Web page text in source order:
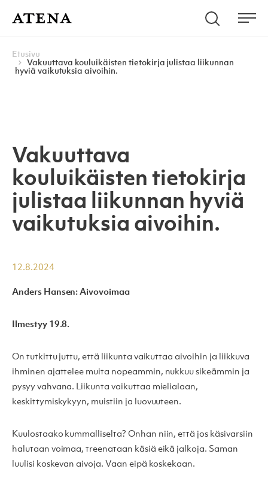
Atena Kustannus Hae
Navigoi
Etusivu
Vakuuttava kouluikäisten tietokirja julistaa liikunnan
hyviä vaikutuksia aivoihin.
Vakuuttava
kouluikäisten tietokirja
julistaa liikunnan hyviä
vaikutuksia aivoihin.
12.8.2024
Anders Hansen: Aivovoimaa
Ilmestyy 19.8.
On tutkittu juttu, että liikunta vaikuttaa aivoihin ja liikkuva
ihminen ajattelee muita nopeammin, nukkuu sikeämmin ja
pysyy vahvana. Liikunta vaikuttaa mielialaan,
keskittymiskykyyn, muistiin ja luovuuteen.
Kuulostaako kummalliselta? Onhan niin, että jos käsivarsiin
halutaan voimaa, treenataan käsiä eikä jalkoja. Saman
luulisi koskevan aivoja. Vaan eipä koskekaan.